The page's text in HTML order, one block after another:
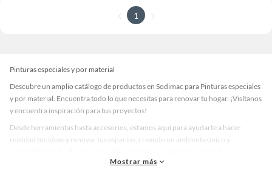
1
Pinturas especiales y por material
Descubre un amplio catálogo de productos en Sodimac para Pinturas especiales
y por material. Encuentra todo lo que necesitas para renovar tu hogar. ¡Visítanos
y encuentra inspiración para tus proyectos!
Desde herramientas hasta accesorios, estamos aquí para ayudarte a hacer
realidad tus ideas y renovar tus espacios, creando un ambiente único y
accesorios de calidad que te ayudarán a crear un espacio más tú.
Mostrar más